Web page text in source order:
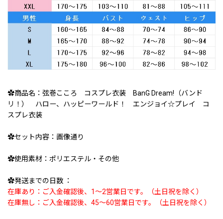
✿商品名：弦巻こころ コスプレ衣装 BanG Dream!（バンド
リ！） ハロー、ハッピーワールド！ エンジョイ☆プレイ コ
スプレ衣装
✿セット内容：画像通り
✿使用素材：ポリエステル・その他
✿発送までの日数 ：
在庫あり：ご入金確認後、1〜2営業日です。（土日祝を除く）
在庫無し：ご入金確認後、45〜60営業日です。（土日祝を除く）